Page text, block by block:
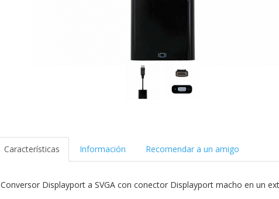
Características Información Recomendar a un amigo
Conversor Displayport a SVGA con conector Displayport macho en un